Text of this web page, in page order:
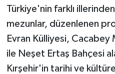
Türkiye'nin farklı
mezunlar, düzenlenen
Evran Külliyesi,
ile Neşet Ertaş Bahçesi
Kırşehir'in tarihi ve